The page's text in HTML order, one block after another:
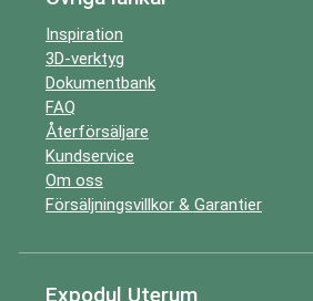
Inspiration
3D-verktyg
Dokumentbank
FAQ
Återförsäljare
Kundservice
Om oss
Försäljningsvillkor & Garantier
Expodul Uterum